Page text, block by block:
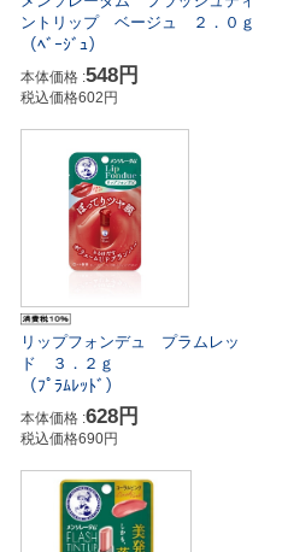
ントリップ ベージュ ２．０ｇ
（ﾍﾞｰｼﾞｭ）
本体価格 :548円
税込価格602円
リップフォンデュ プラムレッ
ド ３．２ｇ
（ﾌﾟﾗﾑﾚｯﾄﾞ）
本体価格 :628円
税込価格690円